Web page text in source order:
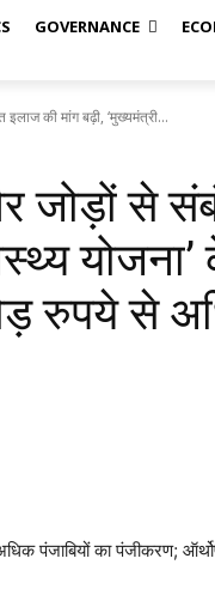
GOVERNANCE
की मांग बढ़ी, ‘मुख्यमंत्री...
जोड़ों से
रुपये से
पंजाबियों का पंजीकरण;